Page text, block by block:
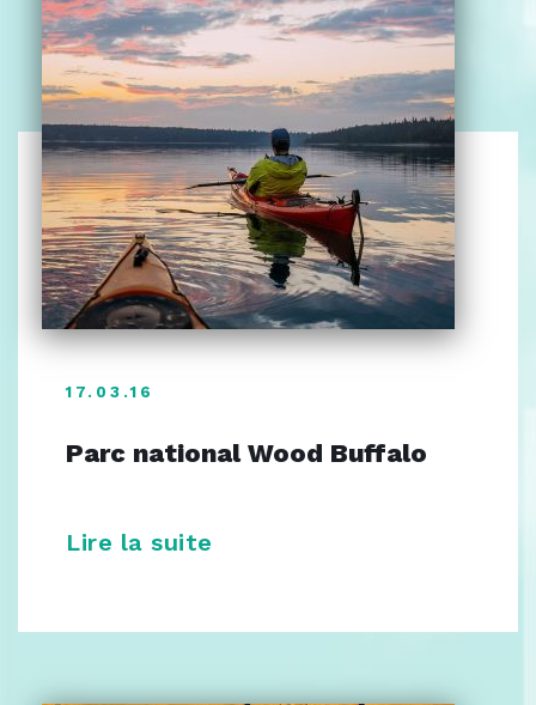
17.03.16
Parc national Wood Buffalo
Lire la suite